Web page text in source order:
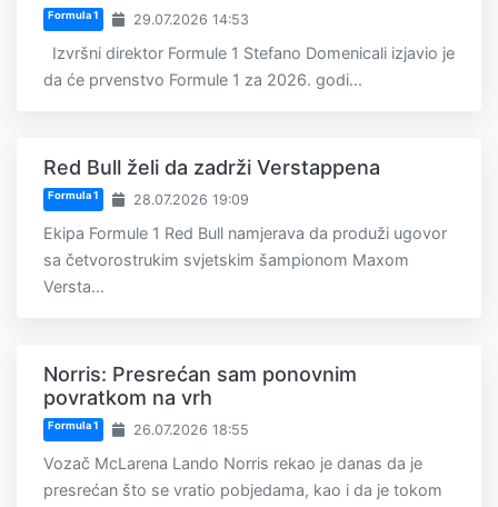
Formula 1 29.07.2026 14:53
Izvršni direktor Formule 1 Stefano Domenicali izjavio je
da će prvenstvo Formule 1 za 2026. godi...
Red Bull želi da zadrži Verstappena
Formula 1 28.07.2026 19:09
Ekipa Formule 1 Red Bull namjerava da produži ugovor
sa četvorostrukim svjetskim šampionom Maxom
Versta...
Norris: Presrećan sam ponovnim
povratkom na vrh
Formula 1 26.07.2026 18:55
Vozač McLarena Lando Norris rekao je danas da je
presrećan što se vratio pobjedama, kao i da je tokom